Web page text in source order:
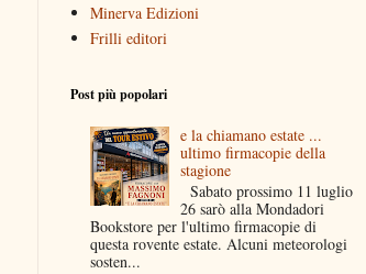
Minerva Edizioni
Frilli editori
Post più popolari
e la chiamano estate ...
ultimo firmacopie della
stagione
Sabato prossimo 11 luglio
26 sarò alla Mondadori
Bookstore per l'ultimo firmacopie di
questa rovente estate. Alcuni meteorologi
sosten...